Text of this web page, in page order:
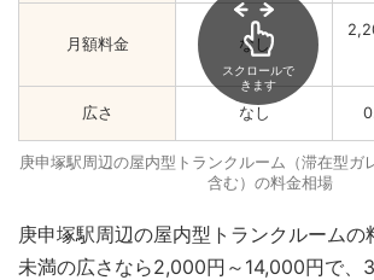
月額料金 なし
広さ なし
スクロールで
きます
庚申塚駅周辺の屋内型トランクルーム（滞在型ガ
含む）の料金相場
庚申塚駅周辺の屋内型トランクルームの
未満の広さなら2,000円～14,000円で、